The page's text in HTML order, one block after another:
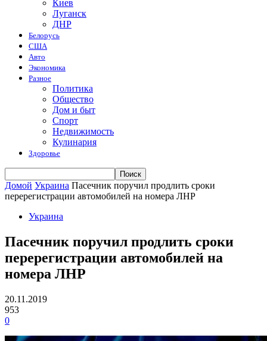
Киев
Луганск
ДНР
Белорусь
США
Авто
Экономика
Разное
Политика
Общество
Дом и быт
Спорт
Недвижимость
Кулинария
Здоровье
Домой Украина Пасечник поручил продлить сроки
перерегистрации автомобилей на номера ЛНР
Украина
Пасечник поручил продлить сроки
перерегистрации автомобилей на
номера ЛНР
20.11.2019
953
0